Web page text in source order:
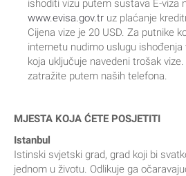
ishoditi vizu putem sustava E-viza
www.evisa.gov.tr uz plaćanje
Cijena vize je 20 USD. Za putnike
internetu nudimo uslugu ishođenja
koja uključuje navedeni trošak
zatražite putem naših telefona.
MJESTA KOJA ĆETE POSJETITI
Istanbul
Istinski svjetski grad, grad koji bi
jednom u životu. Odlikuje ga